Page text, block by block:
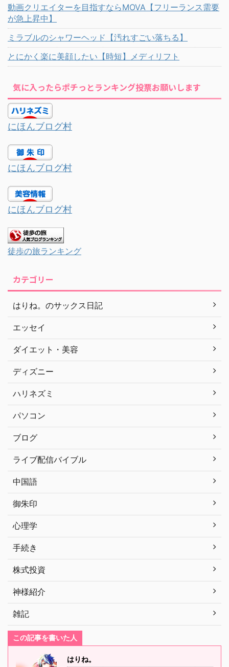
動画クリエイターを目指すならMOVA【フリーランス需要
が急上昇中】
ミラブルのシャワーヘッド【汚れすごい落ちる】
とにかく楽に美顔したい【時短】メディリフト
気に入ったらポチっとランキング投票お願いします
にほんブログ村
にほんブログ村
にほんブログ村
徒歩の旅ランキング
カテゴリー
はりね。のサックス日記
エッセイ
ダイエット・美容
ディズニー
ハリネズミ
パソコン
ブログ
ライブ配信バイブル
中国語
御朱印
心理学
手続き
株式投資
神様紹介
雑記
この記事を書いた人
はりね。